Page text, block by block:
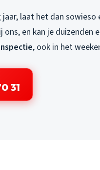
laat het dan sowieso
en kan je duizenden
, ook in het
31